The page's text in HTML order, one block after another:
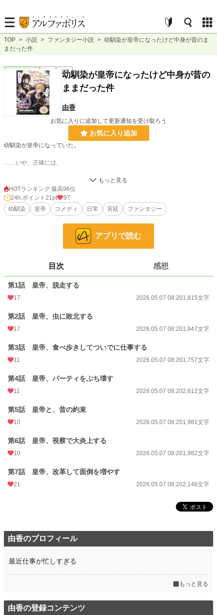
TOP > 小説 > ファンタジー小説 > 幼馴染が皇帝になったけど中身が昔のま
まだった件
ファンタジー 完結 短編
幼馴染が皇帝になったけど中身が昔の
ままだった件
由香
お気に入りに追加して更新通知を受け取ろう
お気に入り追加
幼馴染が皇帝になっていた。
……いや、正確には。
「仕事しなさいよ！！」
中身が昔のままだった。
若くして皇帝となったアレン・ヴァルディアは、見た目は完璧、中身はどうしよ
そんな彼に振り回されるのは、唯一遠慮なく頭を叩ける幼馴染の侍女・リナ。
宮廷パーティ崩壊。
そしてなぜか国政まで巻き込まれて――。
「だから何？」
立場は変わっても、力関係は変わらない。
恋愛なし！
ファンタジー
お気に入り 45
24h.ポイント
文字数 14,240
更新日時
週間ポイント 274 pt (20,922 位)
HOTランキング 最高96位
24h.ポイント 21pt
97
幼馴染
皇帝 コメディ 日常 宮廷 ファンタジー
アプリで読む
目次 感想
第1話 皇帝、脱走する
17 2026.05.07 08:201,815文字
第2話 皇帝、虫に敗北する
17 2026.05.07 08:201,947文字
第3話 皇帝、食べ歩きしてついでに仕事する
11 2026.05.07 08:201,757文字
第4話 皇帝、パーティをぶち壊す
11 2026.05.07 08:202,612文字
第5話 皇帝と、昔の約束
10 2026.05.07 08:201,981文字
第6話 皇帝、視察で大炎上する
10 2026.05.07 08:201,982文字
第7話 皇帝、改革して面倒を増やす
21 2026.05.07 08:202,146文字
由香のプロフィール
最近仕事が忙しすぎる
もっと見る
由香の登録コンテンツ